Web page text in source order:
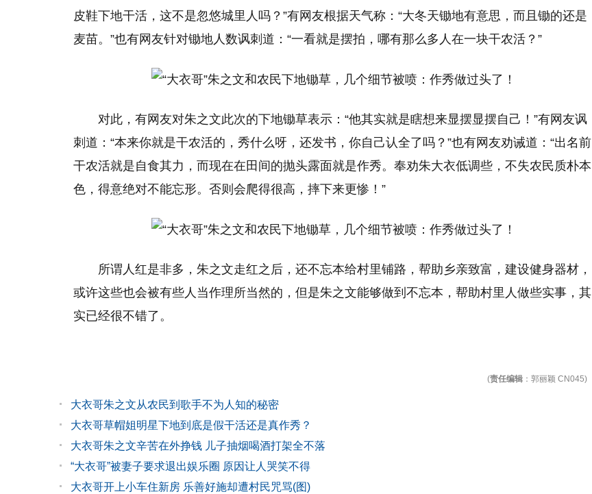
皮鞋下地干活，这不是忽悠城里人吗？”有网友根据天气称：“大冬天锄地有意思，而且锄的还是
麦苗。”也有网友针对锄地人数讽刺道：“一看就是摆拍，哪有那么多人在一块干农活？”
对此，有网友对朱之文此次的下地锄草表示：“他其实就是瞎想来显摆显摆自己！”有网友讽
刺道：“本来你就是干农活的，秀什么呀，还发书，你自己认全了吗？”也有网友劝诫道：“出名前
干农活就是自食其力，而现在在田间的抛头露面就是作秀。奉劝朱大衣低调些，不失农民质朴本
色，得意绝对不能忘形。否则会爬得很高，摔下来更惨！”
所谓人红是非多，朱之文走红之后，还不忘本给村里铺路，帮助乡亲致富，建设健身器材，
或许这些也会被有些人当作理所当然的，但是朱之文能够做到不忘本，帮助村里人做些实事，其
实已经很不错了。
(责任编辑 ：郭丽颖 CN045)
大衣哥朱之文从农民到歌手不为人知的秘密
大衣哥草帽姐明星下地到底是假干活还是真作秀？
大衣哥朱之文辛苦在外挣钱 儿子抽烟喝酒打架全不落
“大衣哥”被妻子要求退出娱乐圈 原因让人哭笑不得
大衣哥开上小车住新房 乐善好施却遭村民咒骂(图)